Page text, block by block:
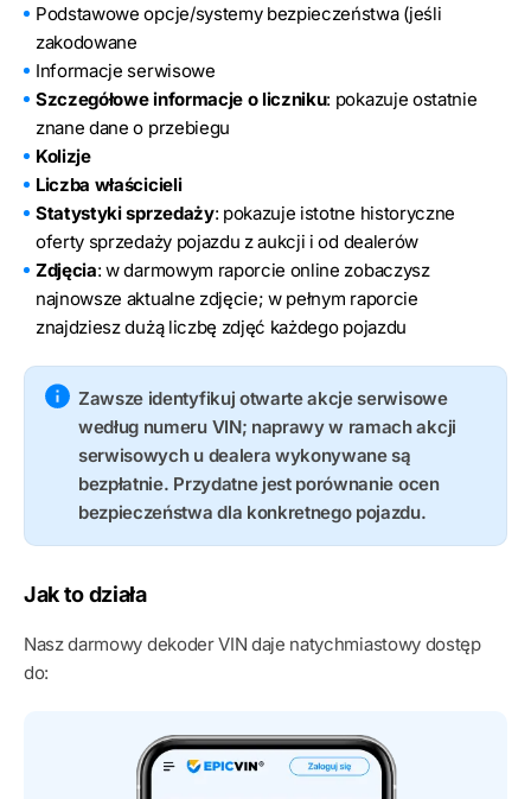
Podstawowe opcje/systemy bezpieczeństwa (jeśli
zakodowane
Informacje serwisowe
Szczegółowe informacje o liczniku: pokazuje ostatnie
znane dane o przebiegu
Kolizje
Liczba właścicieli
Statystyki sprzedaży: pokazuje istotne historyczne
oferty sprzedaży pojazdu z aukcji i od dealerów
Zdjęcia: w darmowym raporcie online zobaczysz
najnowsze aktualne zdjęcie; w pełnym raporcie
znajdziesz dużą liczbę zdjęć każdego pojazdu
Zawsze identyfikuj otwarte akcje serwisowe
według numeru VIN; naprawy w ramach akcji
serwisowych u dealera wykonywane są
bezpłatnie. Przydatne jest porównanie ocen
bezpieczeństwa dla konkretnego pojazdu.
Jak to działa
Nasz darmowy dekoder VIN daje natychmiastowy dostęp
do: